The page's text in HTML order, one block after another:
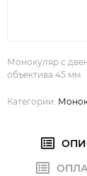
Монокуляр с
объектива 45 мм.
Категории: